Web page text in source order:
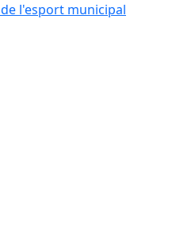
l'esport municipal